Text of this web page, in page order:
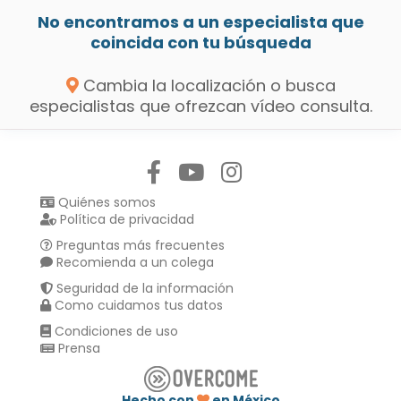
No encontramos a un especialista que
coincida con tu búsqueda
Cambia la localización o busca
especialistas que ofrezcan vídeo consulta.
Quiénes somos
Política de privacidad
Preguntas más frecuentes
Recomienda a un colega
Seguridad de la información
Como cuidamos tus datos
Condiciones de uso
Prensa